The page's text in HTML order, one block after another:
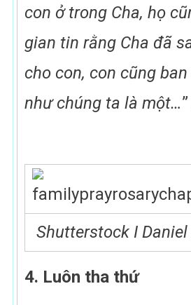
con ở trong Cha, họ
gian tin rằng Cha đã
cho con, con cũng
như chúng ta là một…
Shutterstock I
4. Luôn tha thứ